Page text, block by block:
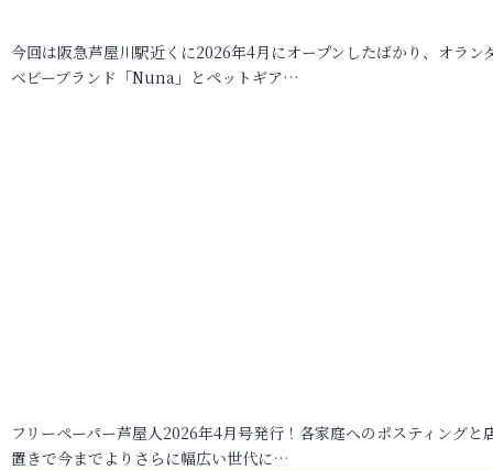
今回は阪急芦屋川駅近くに2026年4月にオープンしたばかり、オラン
ベビーブランド「Nuna」とペットギア…
フリーペーパー芦屋人2026年4月号発行！各家庭へのポスティングと
置きで今までよりさらに幅広い世代に…